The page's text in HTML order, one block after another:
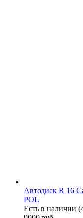
Автодиск R 16
POL
Есть в наличии